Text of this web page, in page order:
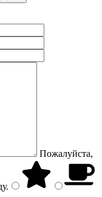
Пожалуйста,
.